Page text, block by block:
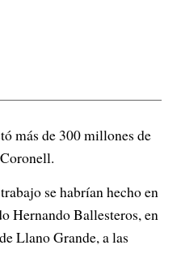
más de 300 millones de
se habrían hecho en
Hernando Ballesteros, en
Llano Grande, a las